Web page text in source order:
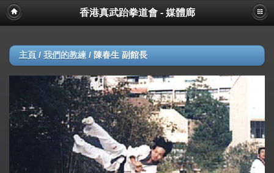
香港真武跆拳道會 - 媒體廊
主頁 / 我們的教練 / 陳春生 副館長